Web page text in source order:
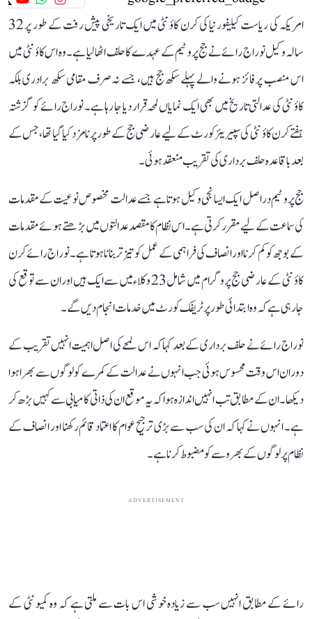
امریکہ کی ریاست کیلیفورنیا کی کرن کاؤنٹی میں ایک تاریخی پیش رفت کے طور پر 32
سالہ وکیل نوراج رائے نے جج پرو ٹیم کے عہدے کا حلف اٹھا لیا ہے۔ وہ اس کاؤنٹی میں
اس منصب پر فائز ہونے والے پہلے سکھ جج ہیں، جسے نہ صرف مقامی سکھ برادری بلکہ
کاؤنٹی کی عدالتی تاریخ میں بھی ایک نمایاں لمحہ قرار دیا جا رہا ہے۔ نوراج رائے کو گزشتہ
ہفتے کرن کاؤنٹی کی سپیریئر کورٹ کے لیے عارضی جج کے طور پر نامزد کیا گیا تھا، جس کے
بعد باقاعدہ حلف برداری کی تقریب منعقد ہوئی۔
جج پرو ٹیم دراصل ایک ایسا نجی وکیل ہوتا ہے جسے عدالت مخصوص نوعیت کے مقدمات
کی سماعت کے لیے مقرر کرتی ہے۔ اس نظام کا مقصد عدالتوں میں بڑھتے ہوئے مقدمات
کے بوجھ کو کم کرنا اور انصاف کی فراہمی کے عمل کو تیز تر بنانا ہوتا ہے۔ نوراج رائے کرن
کاؤنٹی کے عارضی جج پروگرام میں شامل 23 وکلاء میں سے ایک ہیں اور ان سے توقع کی
جا رہی ہے کہ وہ ابتدائی طور پر ٹریفک کورٹ میں خدمات انجام دیں گے۔
نوراج رائے نے حلف برداری کے بعد کہا کہ اس لمحے کی اصل اہمیت انہیں تقریب کے
دوران اس وقت محسوس ہوئی جب انہوں نے عدالت کے کمرے کو لوگوں سے بھرا ہوا
دیکھا۔ ان کے مطابق تب انہیں اندازہ ہوا کہ یہ موقع ان کی ذاتی کامیابی سے کہیں بڑھ کر
ہے۔ انہوں نے کہا کہ ان کی سب سے بڑی ترجیح عوام کا اعتماد قائم رکھنا اور انصاف کے
نظام پر لوگوں کے بھروسے کو مضبوط کرنا ہے۔
ADVERTISEMENT
رائے کے مطابق انہیں سب سے زیادہ خوشی اس بات سے ملتی ہے کہ وہ کمیونٹی کے